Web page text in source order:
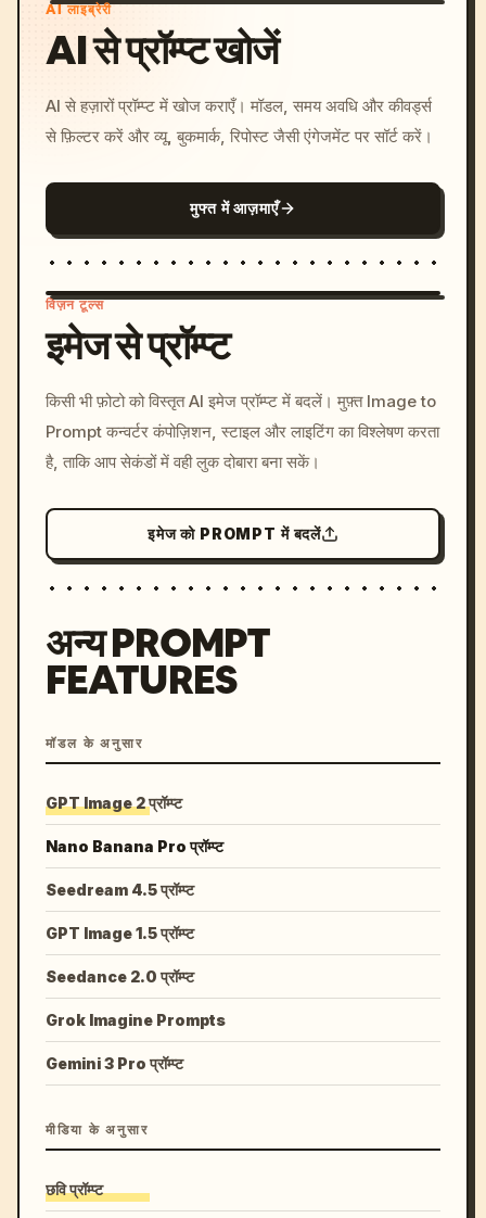
AI लाइब्रेरी
AI से प्रॉम्प्ट खोजें
AI से हज़ारों प्रॉम्प्ट में खोज कराएँ। मॉडल, समय अवधि और कीवर्ड्स
से फ़िल्टर करें और व्यू, बुकमार्क, रिपोस्ट जैसी एंगेजमेंट पर सॉर्ट करें।
मुफ्त में आज़माएँ
c, cyberpunk sunset, neon
colors, 8k --v 6.0
विज़न टूल्स
इमेज से प्रॉम्प्ट
किसी भी फ़ोटो को विस्तृत AI इमेज प्रॉम्प्ट में बदलें। मुफ़्त Image to
Prompt कन्वर्टर कंपोज़िशन, स्टाइल और लाइटिंग का विश्लेषण करता
है, ताकि आप सेकंडों में वही लुक दोबारा बना सकें।
इमेज को PROMPT में बदलें
अन्य PROMPT
FEATURES
मॉडल के अनुसार
GPT Image 2 प्रॉम्प्ट
Nano Banana Pro प्रॉम्प्ट
Seedream 4.5 प्रॉम्प्ट
GPT Image 1.5 प्रॉम्प्ट
Seedance 2.0 प्रॉम्प्ट
Grok Imagine Prompts
Gemini 3 Pro प्रॉम्प्ट
मीडिया के अनुसार
छवि प्रॉम्प्ट